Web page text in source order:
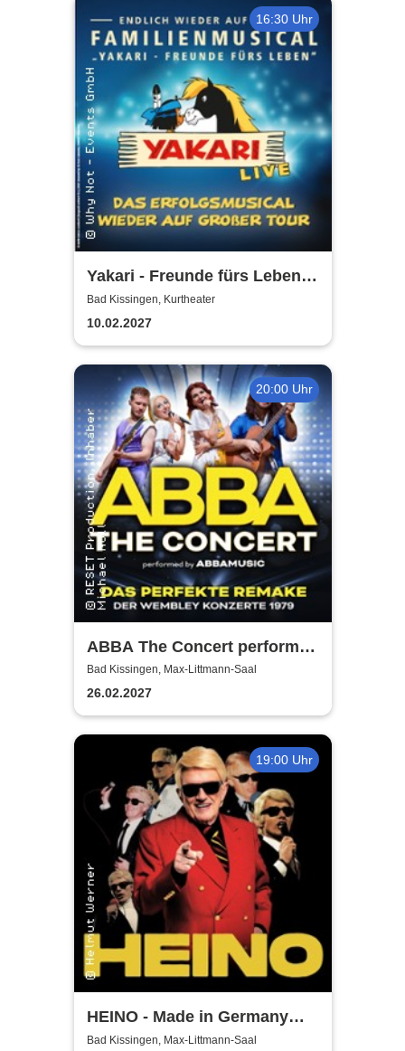
16:30 Uhr
Yakari - Freunde fürs Leben -
Das Musical für die ganze
Familie
Bad Kissingen, Kurtheater
10.02.2027
20:00 Uhr
ABBA The Concert performed
by ABBAMUSIC
Bad Kissingen, Max-Littmann-Saal
26.02.2027
19:00 Uhr
HEINO - Made in Germany
Vol. 2 - Solo Tour 2027
Bad Kissingen, Max-Littmann-Saal